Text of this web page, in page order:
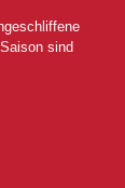
sind